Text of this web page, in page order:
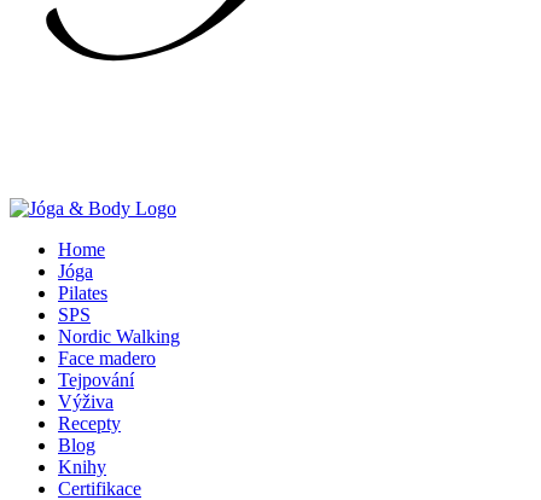
Home
Jóga
Pilates
SPS
Nordic Walking
Face madero
Tejpování
Výživa
Recepty
Blog
Knihy
Certifikace